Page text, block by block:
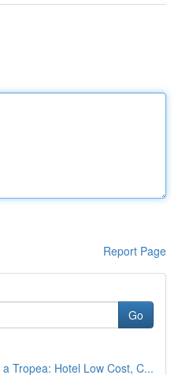
Report Page
Go
Tropea: Hotel Low Cost, C...